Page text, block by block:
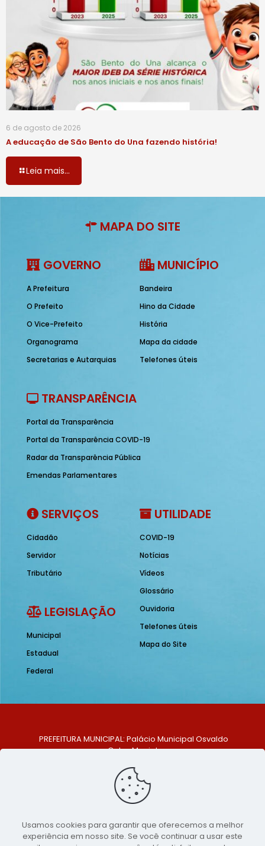
6 de agosto de 2026
A educação de São Bento do Una fazendo história!
Leia mais...
MAPA DO SITE
GOVERNO
A Prefeitura
O Prefeito
O Vice-Prefeito
Organograma
Secretarias e Autarquias
MUNICÍPIO
Bandeira
Hino da Cidade
História
Mapa da cidade
Telefones úteis
TRANSPARÊNCIA
Portal da Transparência
Portal da Transparência COVID-19
Radar da Transparência Pública
Emendas Parlamentares
SERVIÇOS
Cidadão
Servidor
Tributário
LEGISLAÇÃO
Municipal
Estadual
Federal
UTILIDADE
COVID-19
Notícias
Vídeos
Glossário
Ouvidoria
Telefones úteis
Mapa do Site
PREFEITURA MUNICIPAL: Palácio Municipal Osvaldo
Celso Maciel
Centro, São Bento do Una - PE. CEP: 553370-128
TELEFONE: (81) 99548-1569
E-MAIL: ouvidoria@saobentodouna.pe.gov.br
Copyright 2021-2026 - Assessoria de Comunicação da
Usamos cookies para garantir que oferecemos a melhor
experiência em nosso site. Se você continuar a usar este